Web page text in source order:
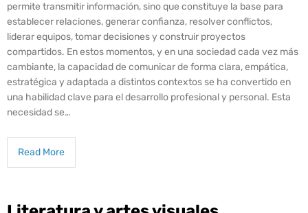
permite transmitir información, sino que constituye la base para
establecer relaciones, generar confianza, resolver conflictos,
liderar equipos, tomar decisiones y construir proyectos
compartidos. En estos momentos, y en una sociedad cada vez más
cambiante, la capacidad de comunicar de forma clara, empática,
estratégica y adaptada a distintos contextos se ha convertido en
una habilidad clave para el desarrollo profesional y personal. Esta
necesidad se…
Read More